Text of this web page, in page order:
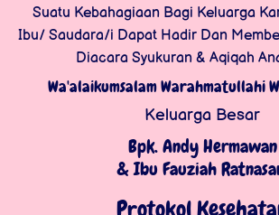
Suatu Kebahagiaan Bagi Keluarga
Ibu/ Saudara/i Dapat Hadir Dan
Diacara Syukuran & Aqiqah
Wa'alaikumsalam Warahmatullahi
Keluarga Besar
Bpk. Andy Hermawan
& Ibu Fauziah